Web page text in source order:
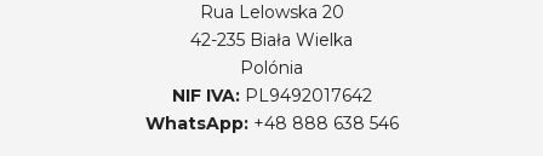
Rua Lelowska 20
42-235 Biała Wielka
Polónia
NIF IVA:PL9492017642
WhatsApp:+48 888 638 546